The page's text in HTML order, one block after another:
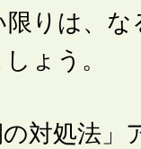
りは、
ょう。
対処法」